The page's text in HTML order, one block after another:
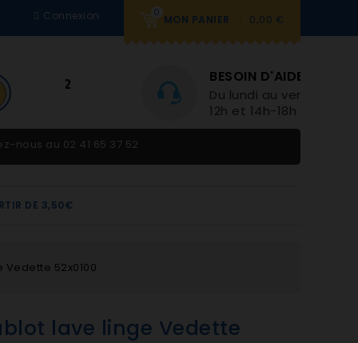
0
MON PANIER 0,00 €
Connexion
BESOIN D'AIDE
Du lundi au vendredi 9h-
12h et 14h-18h
nous au 02 41 65 37 52
DE 3,50€
52x0100
lave linge Vedette